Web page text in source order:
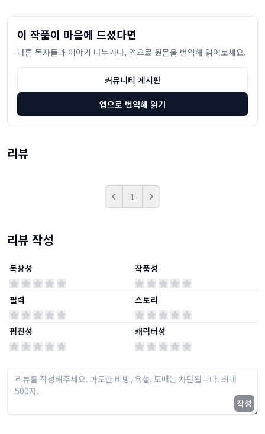
이 작품이 마음에 드셨다면
다른 독자들과 이야기 나누거나, 앱으로 원문을 번역해 읽어보세요.
커뮤니티 게시판
앱으로 번역해 읽기
리뷰
Prev 1 Next
리뷰 작성
독창성
필력
핍진성
작품성
스토리
캐릭터성
작성